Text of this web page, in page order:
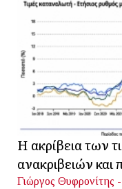
Η ακρίβεια των
ανακριβειών
Γιώργος Θυφρονίτης